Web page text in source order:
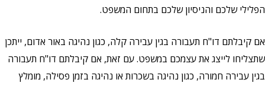
הפלילי שלכם והניסיון שלכם בתחום המשפט.
אם קיבלתם דו"ח תעבורה בגין עבירה קלה, כגון נהיגה באור אדום, ייתכן
שתצליחו לייצג את עצמכם במשפט. עם זאת, אם קיבלתם דו"ח תעבורה
בגין עבירה חמורה, כגון נהיגה בשכרות או נהיגה בזמן פסילה, מומלץ